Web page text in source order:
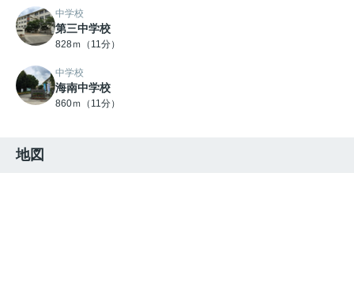
中学校
第三中学校
828ｍ（11分）
中学校
海南中学校
860ｍ（11分）
地図